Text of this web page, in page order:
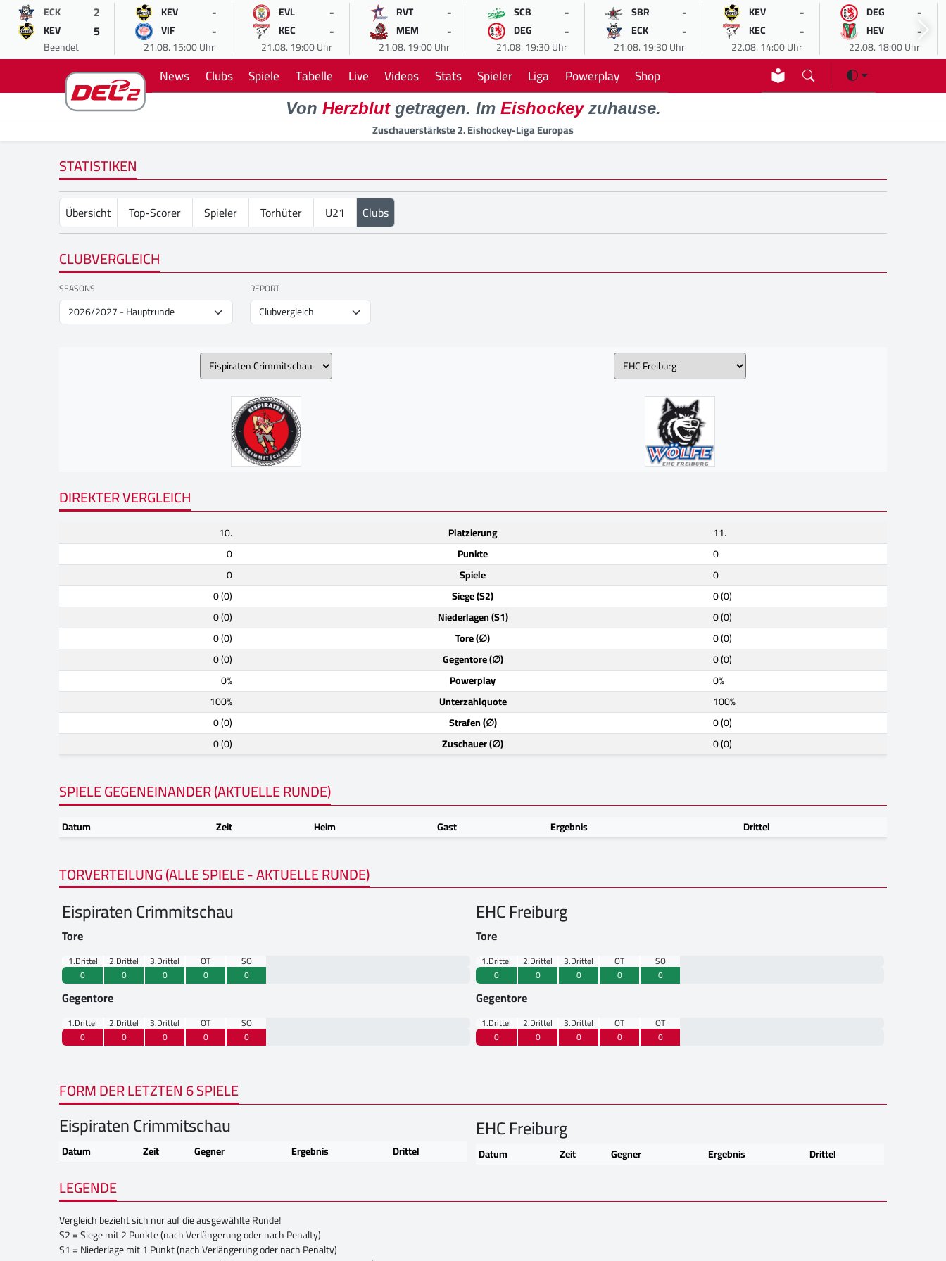
ECK 2
KEV 5
Beendet
KEV -
VIF -
21.08. 15:00 Uhr
EVL -
KEC -
21.08. 19:00 Uhr
RVT -
MEM -
21.08. 19:00 Uhr
SCB -
DEG -
21.08. 19:30 Uhr
SBR -
ECK -
21.08. 19:30 Uhr
KEV -
KEC -
22.08. 14:00 Uhr
DEG -
HEV -
22.08. 18:00 Uhr
News Clubs Spiele Tabelle Live Videos Stats Spieler Liga Powerplay Shop
Von Herzblutgetragen. Im Eishockeyzuhause.
Zuschauerstärkste 2. Eishockey-Liga Europas
STATISTIKEN
Übersicht Top-Scorer Spieler Torhüter U21 Clubs
CLUBVERGLEICH
SEASONS REPORT
DIREKTER VERGLEICH
10. Platzierung
11.
0
Punkte
0
0
Spiele
0
0 (0)
Siege (S2)
0 (0)
0 (0)
Niederlagen (S1)
0 (0)
0 (0)
Tore (∅)
0 (0)
0 (0)
Gegentore (∅)
0 (0)
0%
Powerplay
0%
100%
Unterzahlquote
100%
0 (0)
Strafen (∅)
0 (0)
0 (0)
Zuschauer (∅) 0 (0)
SPIELE GEGENEINANDER (AKTUELLE RUNDE)
Datum Zeit Heim Gast Ergebnis Drittel
TORVERTEILUNG (ALLE SPIELE - AKTUELLE RUNDE)
Eispiraten Crimmitschau
Tore
1.Drittel 2.Drittel 3.Drittel OT
SO
0
0 0 0 0
Gegentore
1.Drittel 2.Drittel 3.Drittel OT
SO
0
0 0 0 0
EHC Freiburg
Tore
1.Drittel 2.Drittel 3.Drittel OT
SO
0
0 0 0 0
Gegentore
1.Drittel 2.Drittel 3.Drittel OT
OT
0
0 0 0 0
FORM DER LETZTEN 6 SPIELE
Eispiraten Crimmitschau
Datum Zeit Gegner Ergebnis Drittel
EHC Freiburg
Datum Zeit Gegner Ergebnis Drittel
LEGENDE
Vergleich bezieht sich nur auf die ausgewählte Runde!
S2 = Siege mit 2 Punkte (nach Verlängerung oder nach Penalty)
S1 = Niederlage mit 1 Punkt (nach Verlängerung oder nach Penalty)